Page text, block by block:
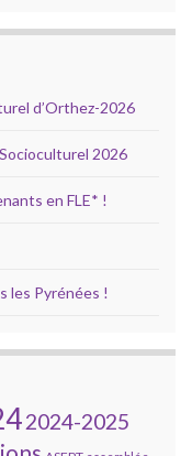
d’Orthez-2026
2026
en FLE* !
les Pyrénées !
2024-2025